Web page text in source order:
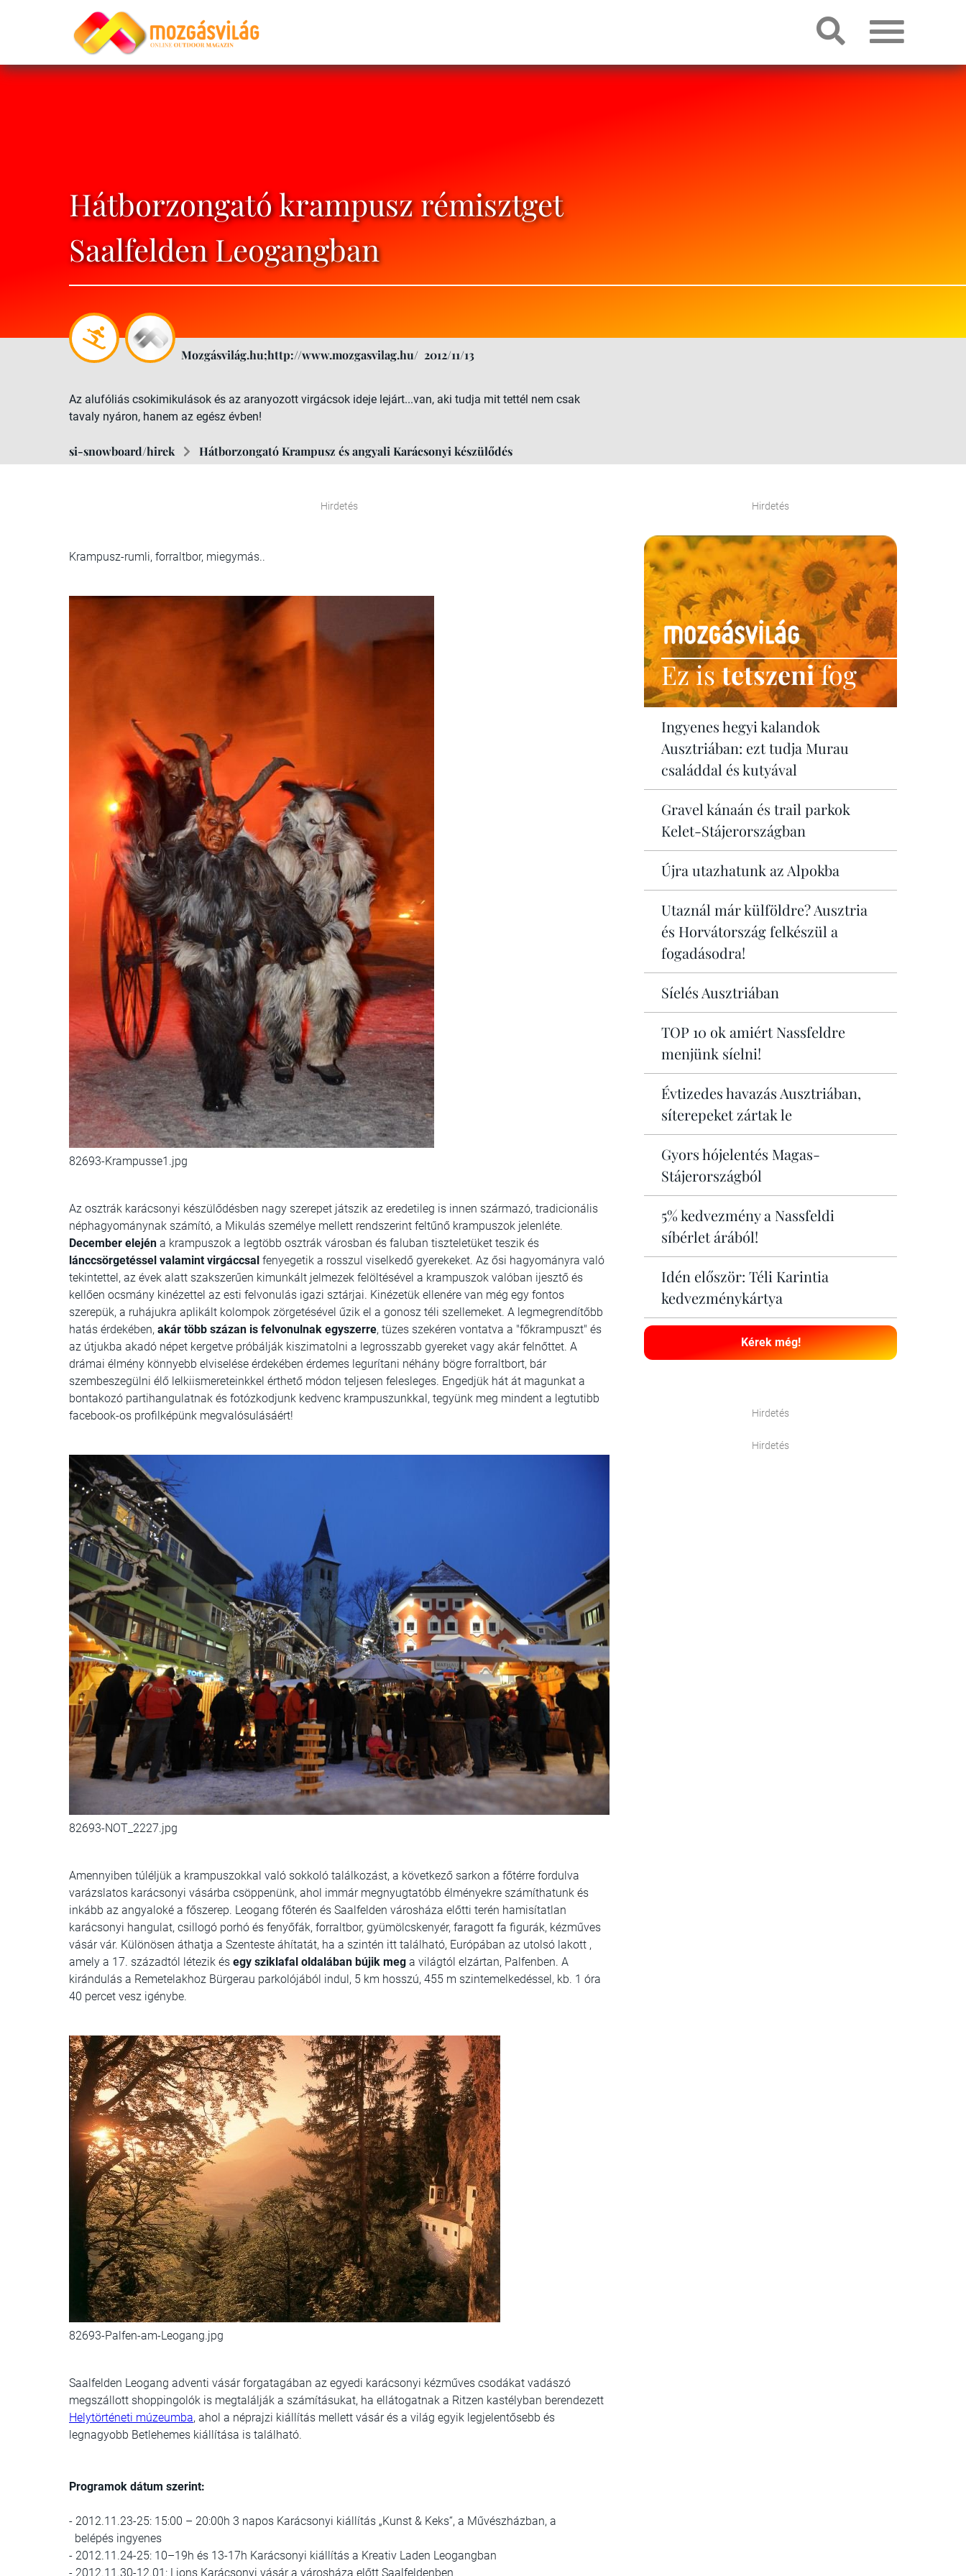
Hátborzongató krampusz rémisztget
Saalfelden Leogangban
Mozgásvilág.hu;http://www.mozgasvilag.hu/ 2012/11/13
Az alufóliás csokimikulások és az aranyozott virgácsok ideje lejárt...van, aki tudja mit tettél nem csak
tavaly nyáron, hanem az egész évben!
si-snowboard/hirek Hátborzongató Krampusz és angyali Karácsonyi készülődés
Hirdetés
Krampusz-rumli, forraltbor, miegymás..
82693-Krampusse1.jpg
Az osztrák karácsonyi készülődésben nagy szerepet játszik az eredetileg is innen származó, tradicionális
néphagyománynak számító, a Mikulás személye mellett rendszerint feltűnő krampuszok jelenléte.
December elején a krampuszok a legtöbb osztrák városban és faluban tiszteletüket teszik és
lánccsörgetéssel valamint virgáccsal fenyegetik a rosszul viselkedő gyerekeket. Az ősi hagyományra való
tekintettel, az évek alatt szakszerűen kimunkált jelmezek felöltésével a krampuszok valóban ijesztő és
kellően ocsmány kinézettel az esti felvonulás igazi sztárjai. Kinézetük ellenére van még egy fontos
szerepük, a ruhájukra aplikált kolompok zörgetésével űzik el a gonosz téli szellemeket. A legmegrendítőbb
hatás érdekében, akár több százan is felvonulnak egyszerre, tüzes szekéren vontatva a "főkrampuszt" és
az útjukba akadó népet kergetve próbálják kiszimatolni a legrosszabb gyereket vagy akár felnőttet. A
drámai élmény könnyebb elviselése érdekében érdemes legurítani néhány bögre forraltbort, bár
szembeszegülni élő lelkiismereteinkkel érthető módon teljesen felesleges. Engedjük hát át magunkat a
bontakozó partihangulatnak és fotózkodjunk kedvenc krampuszunkkal, tegyünk meg mindent a legtutibb
facebook-os profilképünk megvalósulásáért!
82693-NOT_2227.jpg
Amennyiben túléljük a krampuszokkal való sokkoló találkozást, a következő sarkon a főtérre fordulva
varázslatos karácsonyi vásárba csöppenünk, ahol immár megnyugtatóbb élményekre számíthatunk és
inkább az angyaloké a főszerep. Leogang főterén és Saalfelden városháza előtti terén hamisítatlan
karácsonyi hangulat, csillogó porhó és fenyőfák, forraltbor, gyümölcskenyér, faragott fa figurák, kézműves
vásár vár. Különösen áthatja a Szenteste áhítatát, ha a szintén itt található, Európában az utolsó lakott ,
amely a 17. századtól létezik és egy sziklafal oldalában bújik meg a világtól elzártan, Palfenben. A
kirándulás a Remetelakhoz Bürgerau parkolójából indul, 5 km hosszú, 455 m szintemelkedéssel, kb. 1 óra
40 percet vesz igénybe.
82693-Palfen-am-Leogang.jpg
Saalfelden Leogang adventi vásár forgatagában az egyedi karácsonyi kézműves csodákat vadászó
megszállott shoppingolók is megtalálják a számításukat, ha ellátogatnak a Ritzen kastélyban berendezett
Helytörténeti múzeumba, ahol a néprajzi kiállítás mellett vásár és a világ egyik legjelentősebb és
legnagyobb Betlehemes kiállítása is található.
Programok dátum szerint:
- 2012.11.23-25: 15:00 – 20:00h 3 napos Karácsonyi kiállítás „Kunst & Keks“, a Művészházban, a
belépés ingyenes
- 2012.11.24-25: 10–19h és 13-17h Karácsonyi kiállítás a Kreativ Laden Leogangban
- 2012.11.30-12.01: Lions Karácsonyi vásár a városháza előtt Saalfeldenben
Hirdetés
Ez istetszenifog
Ingyenes hegyi kalandok
Ausztriában: ezt tudja Murau
családdal és kutyával
Gravel kánaán és trail parkok
Kelet-Stájerországban
Újra utazhatunk az Alpokba
Utaznál már külföldre? Ausztria
és Horvátország felkészül a
fogadásodra!
Síelés Ausztriában
TOP 10 ok amiért Nassfeldre
menjünk síelni!
Évtizedes havazás Ausztriában,
síterepeket zártak le
Gyors hójelentés Magas-
Stájerországból
5% kedvezmény a Nassfeldi
síbérlet árából!
Idén először: Téli Karintia
kedvezménykártya
Kérek még!
Hirdetés
Hirdetés